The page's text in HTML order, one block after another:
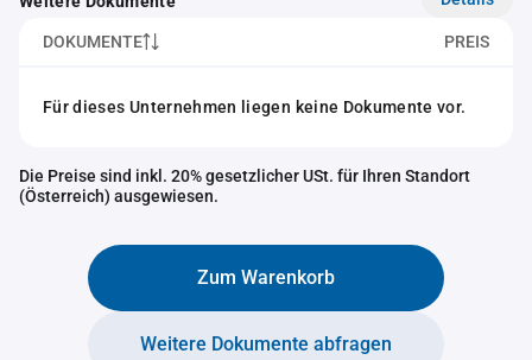
DOKUMENTE PREIS
Für dieses Unternehmen liegen keine Dokumente vor.
Die Preise sind inkl. 20% gesetzlicher USt. für Ihren Standort
(Österreich) ausgewiesen.
Zum Warenkorb
Weitere Dokumente abfragen